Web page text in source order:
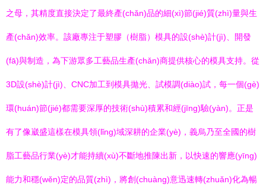
之母，其精度直接決定了最終產(chǎn)品的細(xì)節(jié)質(zhì)量與生
產(chǎn)效率。該廠專注于塑膠（樹脂）模具的設(shè)計(jì)、開發
(fā)與制造，為下游眾多工藝品生產(chǎn)商提供核心的模具支持。從
3D設(shè)計(jì)、CNC加工到模具拋光、試模調(diào)試，每一個(gè)
環(huán)節(jié)都需要深厚的技術(shù)積累和經(jīng)驗(yàn)。正是
有了像崴盛這樣在模具領(lǐng)域深耕的企業(yè)，義烏乃至全國的樹
脂工藝品行業(yè)才能持續(xù)不斷地推陳出新，以快速的響應(yīng)
能力和穩(wěn)定的品質(zhì)，將創(chuàng)意迅速轉(zhuǎn)化為暢